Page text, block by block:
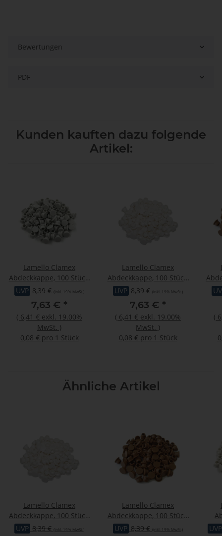
Bewertungen
PDF
Kunden kauften dazu folgende
Artikel:
Lamello Clamex
Abdeckkappe, 100 Stück,
RAL 7035 lichtgrau
UVP 8,39 € (inkl. 19% MwSt.)
7,63 € *
( 6,41 € exkl. 19.00%
MwSt. )
0,08 € pro 1 Stück
Lamello Clamex
Abdeckkappe, 100 Stück,
RAL 9010 reinweiss
UVP 8,39 € (inkl. 19% MwSt.)
7,63 € *
( 6,41 € exkl. 19.00%
MwSt. )
0,08 € pro 1 Stück
(
Ähnliche Artikel
Lamello Clamex
Abdeckkappe, 100 Stück,
RAL 9010 reinweiss
UVP 8,39 € (inkl. 19% MwSt.)
Lamello Clamex
Abdeckkappe, 100 Stück,
RAL 8007 rehbraun
UVP 8,39 € (inkl. 19% MwSt.) UVP